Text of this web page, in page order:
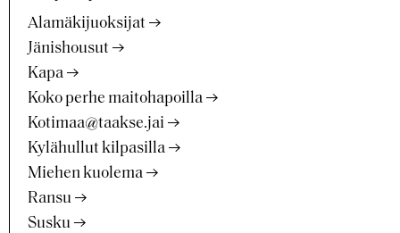
Alamäkijuoksijat
Jänishousut
Kapa
Koko perhe maitohapoilla
Kotimaa@taakse.jai
Kylähullut kilpasilla
Miehen kuolema
Ransu
Susku